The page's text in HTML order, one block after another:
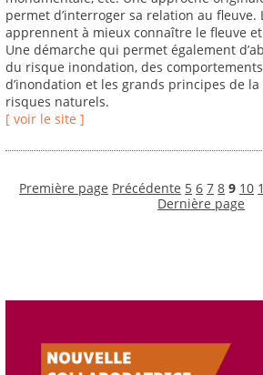
permet d’interroger sa relation au fleuve.
apprennent à mieux connaître le fleuve
Une démarche qui permet également
du risque inondation, des
d’inondation et les grands principes de
risques naturels.
[ voir le site ]
Première page Précédente 5 6 7 8 9 10
Dernière page